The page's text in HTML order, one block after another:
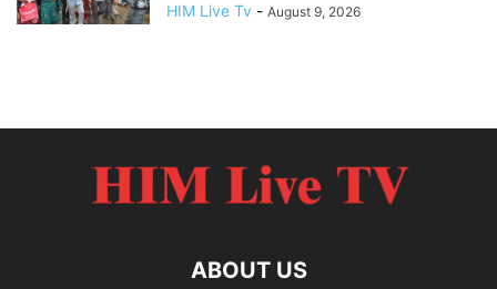
HIM Live Tv - August 9, 2026
ABOUT US